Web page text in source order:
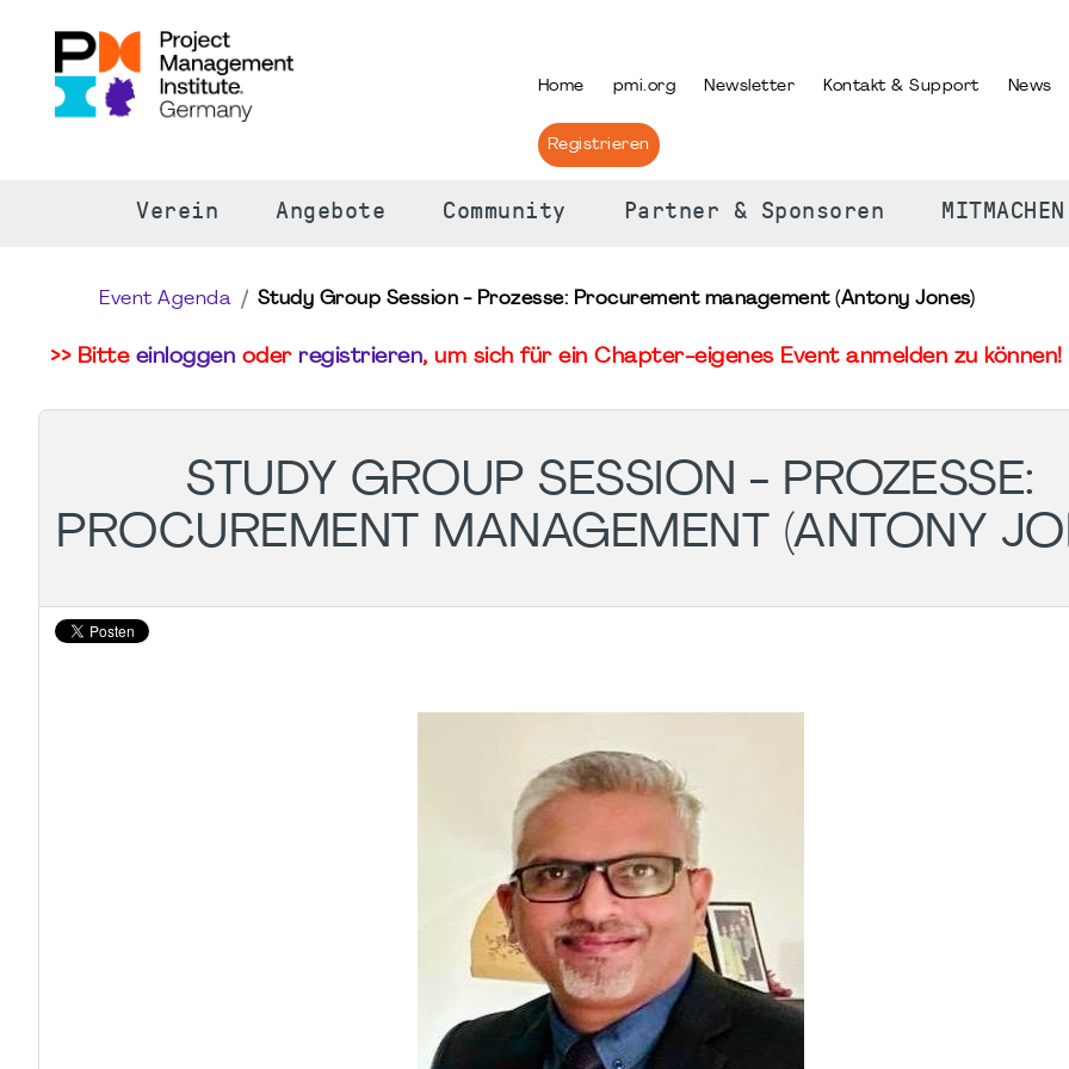
Home pmi.org Newsletter Kontakt & Support News
Registrieren
Verein Angebote Community Partner & Sponsoren MITMACHEN
Event Agenda Study Group Session - Prozesse: Procurement management (Antony Jones)
>> Bitte einloggen oder registrieren, um sich für ein Chapter-eigenes Event anmelden zu können!
STUDY GROUP SESSION - PROZESSE:
PROCUREMENT MANAGEMENT (ANTONY
#43
(POSTPONED
to 31.08)